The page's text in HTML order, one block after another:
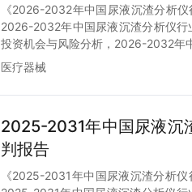
《2026-2032年中国尿液沉渣分析
2026-2032年中国尿液沉渣分析仪
投资机会与风险分析，2026-2032年
医疗器械
2025-2031年中国尿液沉
判报告
《2025-2031年中国尿液沉渣分析